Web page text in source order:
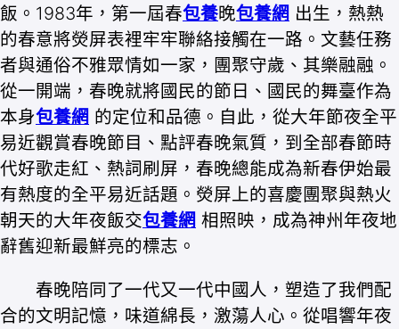
飯。1983年，第一屆春包養晚包養網 出生，熱熱
的春意將熒屏表裡牢牢聯絡接觸在一路。文藝任務
者與通俗不雅眾情如一家，團聚守歲、其樂融融。
從一開端，春晚就將國民的節日、國民的舞臺作為
本身包養網 的定位和品德。自此，從大年節夜全平
易近觀賞春晚節目、點評春晚氣質，到全部春節時
代好歌走紅、熱詞刷屏，春晚總能成為新春伊始最
有熱度的全平易近話題。熒屏上的喜慶團聚與熱火
朝天的大年夜飯交包養網 相照映，成為神州年夜地
辭舊迎新最鮮亮的標志。
春晚陪同了一代又一代中國人，塑造了我們配
合的文明記憶，味道綿長，激蕩人心。從唱響年夜